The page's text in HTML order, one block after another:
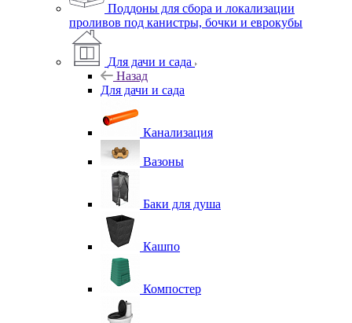
Поддоны для сбора и локализации
проливов под канистры, бочки и еврокубы
Для дачи и сада
Назад
Для дачи и сада
Канализация
Вазоны
Баки для душа
Кашпо
Компостер